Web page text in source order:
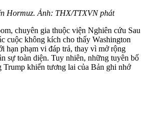
Hormuz. Ảnh: THX/TTXVN phát
chuyên gia thuộc viện Nghiên cứu Sau
cuộc không kích cho thấy Washington
hạn phạm vi đáp trả, thay vì mở rộng
sự toàn diện. Tuy nhiên, những tuyên bố
Trump khiến tương lai của Bản ghi nhớ